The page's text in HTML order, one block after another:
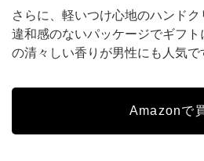
さらに、軽いつけ心地のハンド
違和感のないパッケージでギフ
の清々しい香りが男性にも人気で
Amazonで